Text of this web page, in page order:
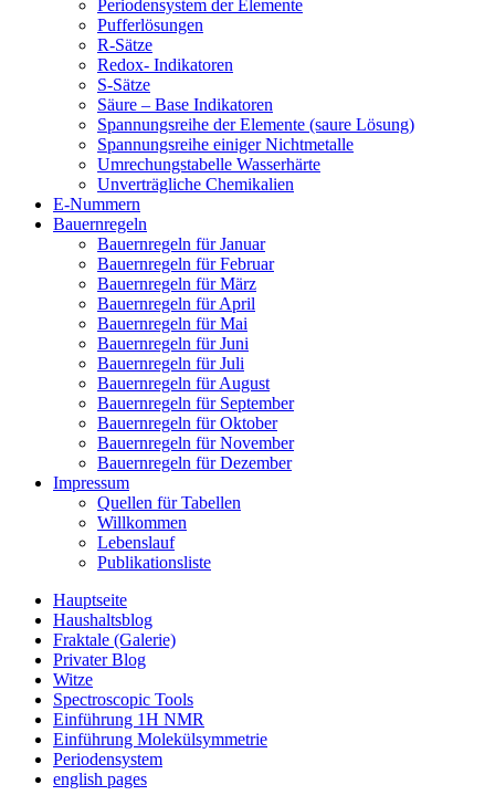
Periodensystem der Elemente
Pufferlösungen
R-Sätze
Redox- Indikatoren
S-Sätze
Säure – Base Indikatoren
Spannungsreihe der Elemente (saure Lösung)
Spannungsreihe einiger Nichtmetalle
Umrechungstabelle Wasserhärte
Unverträgliche Chemikalien
E-Nummern
Bauernregeln
Bauernregeln für Januar
Bauernregeln für Februar
Bauernregeln für März
Bauernregeln für April
Bauernregeln für Mai
Bauernregeln für Juni
Bauernregeln für Juli
Bauernregeln für August
Bauernregeln für September
Bauernregeln für Oktober
Bauernregeln für November
Bauernregeln für Dezember
Impressum
Quellen für Tabellen
Willkommen
Lebenslauf
Publikationsliste
Hauptseite
Haushaltsblog
Fraktale (Galerie)
Privater Blog
Witze
Spectroscopic Tools
Einführung 1H NMR
Einführung Molekülsymmetrie
Periodensystem
english pages